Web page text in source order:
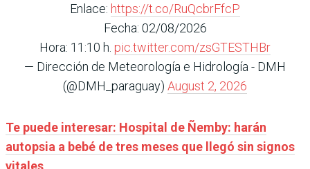
Enlace: https://t.co/RuQcbrFfcP
Fecha: 02/08/2026
Hora: 11:10 h. pic.twitter.com/zsGTESTHBr
— Dirección de Meteorología e Hidrología - DMH
(@DMH_paraguay) August 2, 2026
Te puede interesar: Hospital de Ñemby: harán
autopsia a bebé de tres meses que llegó sin signos
vitales